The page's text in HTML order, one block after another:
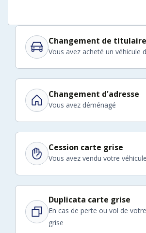
Changement de titulaire
Vous avez acheté un véhicule
Changement d'adresse
Vous avez déménagé
Cession carte grise
Vous avez vendu votre véhicule
Duplicata carte grise
En cas de perte ou vol de
grise